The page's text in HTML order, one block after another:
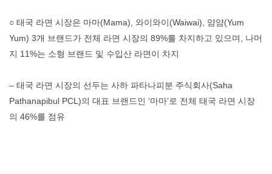
○ 태국 라면 시장은 마마(Mama), 와이와이(Waiwai), 얌얌(Yum
Yum) 3개 브랜드가 전체 라면 시장의 89%를 차지하고 있으며, 나머
지 11%는 소형 브랜드 및 수입산 라면이 차지
– 태국 라면 시장의 선두는 사하 파타나피분 주식회사(Saha
Pathanapibul PCL)의 대표 브랜드인 ‘마마’로 전체 태국 라면 시장
의 46%를 점유